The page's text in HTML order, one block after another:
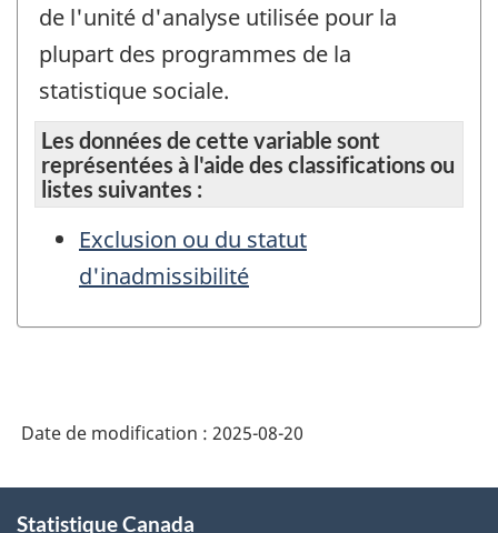
de l'unité d'analyse utilisée pour la
plupart des programmes de la
statistique sociale.
Les données de cette variable sont
représentées à l'aide des classifications ou
listes suivantes :
Exclusion ou du statut
d'inadmissibilité
Date de modification : 2025-08-20
propos
Statistique Canada